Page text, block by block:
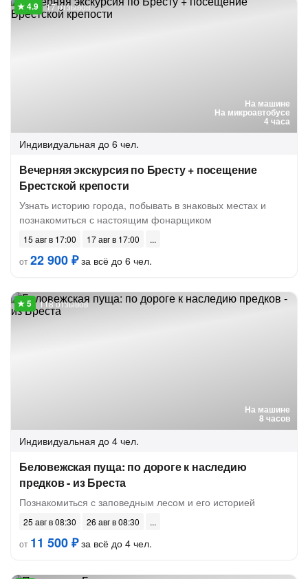
На машине
На микроавтобусе
4 часа
17 отзывов
Индивидуальная до 6 чел.
Вечерняя экскурсия по Бресту + посещение
Брестской крепости
Узнать историю города, побывать в знаковых местах и
познакомиться с настоящим фонарщиком
15 авг в 17:00
17 авг в 17:00
от22 900 ₽за всё до 6 чел.
На машине
8 часов
118 отзывов
Индивидуальная до 4 чел.
Беловежская пуща: по дороге к наследию
предков - из Бреста
Познакомиться с заповедным лесом и его историей
25 авг в 08:30
26 авг в 08:30
от 11 500 ₽за всё до 4 чел.